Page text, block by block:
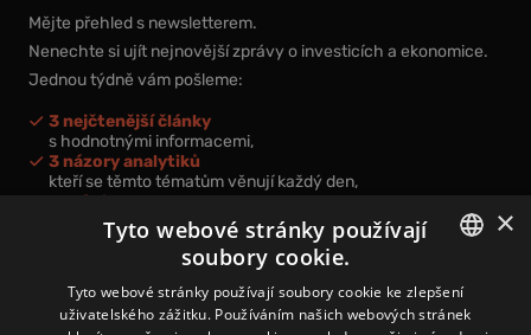
Mějte přehled s newsletterem.
Nenechte si ujít nejnovější zprávy o investicích a ekonomice.
Jednou týdně vám pošleme:
3 nejčtenější články
s hodnotnými informacemi,
3 názory analytiků
kteří se těmto tématům věnují každý den,
nová videa a podcasty
k prohloubení vašich znalostí.
CZECH
×
Tyto webové stránky používají
soubory cookie.
Tyto webové stránky používají soubory cookie ke zlepšení
uživatelského zážitku. Používáním našich webových stránek